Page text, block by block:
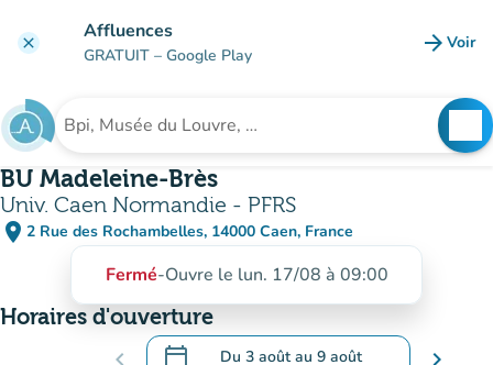
clear Affluences
GRATUIT – Google Play arrow_forward Voir
Rechercher un établissement
BU Madeleine-Brès
Univ. Caen Normandie - PFRS
place 2 Rue des Rochambelles, 14000 Caen, France
(ouvrir dans Google Maps)
(nouvel onglet)
Fermé-Ouvre le lun. 17/08 à 09:00
Horaires d'ouverture
chevron_left calendar_today Du 3 aoûtau 9 août chevron_right